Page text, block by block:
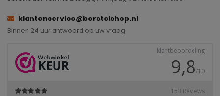
klantenservice@borstelshop.nl
Binnen 24 uur antwoord op uw vraag